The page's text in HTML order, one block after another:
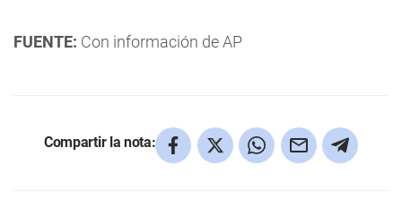
FUENTE: Con información de AP
Compartir la nota: